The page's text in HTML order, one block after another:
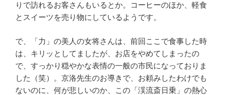
りで訪れるお客さんもいるとか。コーヒーのほか、軽食
とスイーツを売り物にしているようです。
で、「力」の美人の女将さんは、前回ここで食事した時
は、キリッとしてましたが、お店をやめてしまったの
で、すっかり穏やかな表情の一般の市民になっておりま
した（笑）。京洛先生のお導きで、お頼みしたわけでも
ないのに、何が悲しいのか、この「渓流斎日乗」の熱心